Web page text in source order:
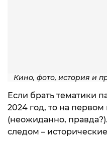
Кино, фото, история и
Если брать тематики
2024 год, то на первом
(неожиданно,
следом –